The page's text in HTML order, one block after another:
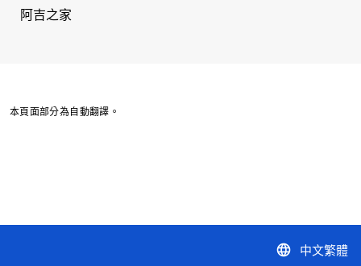
阿吉之家
本頁面部分為自動翻譯。
language 中文繁體